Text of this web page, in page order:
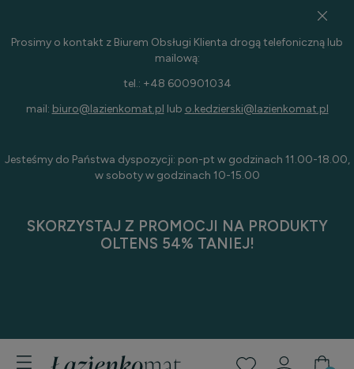
Prosimy o kontakt z Biurem Obsługi Klienta drogą telefoniczną lub
mailową:
tel.: +48 600901034
mail: biuro@lazienkomat.pl lub o.kedzierski@lazienkomat.pl
Jesteśmy do Państwa dyspozycji: pon-pt w godzinach 11.00-18.00,
w soboty w godzinach 10-15.00
SKORZYSTAJ Z PROMOCJI NA PRODUKTY
OLTENS 54% TANIEJ!